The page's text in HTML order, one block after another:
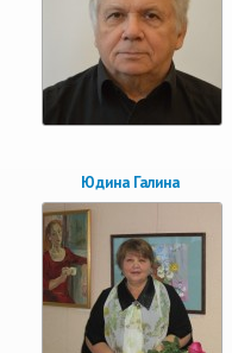
Юдина Галина